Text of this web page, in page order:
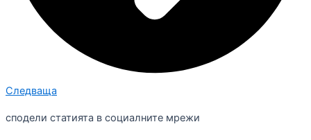
Следваща
сподели статията в социалните мрежи